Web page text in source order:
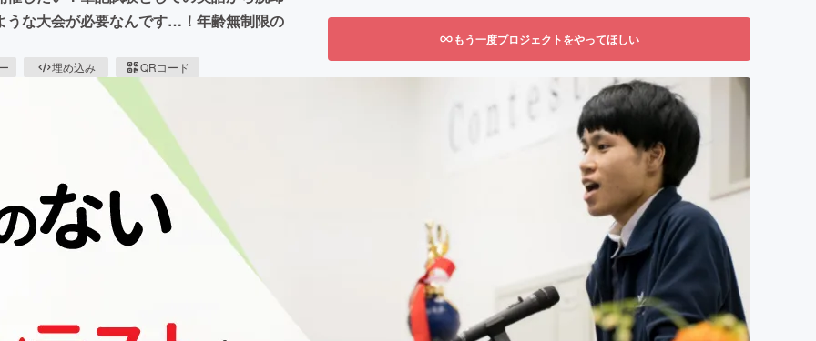
うな大会が必要なんです…！年齢無制限の
埋め込み QRコード
もう一度プロジェクトをやってほしい